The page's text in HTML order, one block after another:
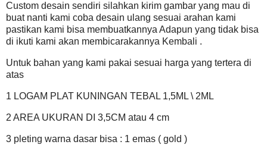
Custom desain sendiri silahkan kirim gambar yang mau di
buat nanti kami coba desain ulang sesuai arahan kami
pastikan kami bisa membuatkannya Adapun yang tidak bisa
di ikuti kami akan membicarakannya Kembali .
Untuk bahan yang kami pakai sesuai harga yang tertera di
atas
1 LOGAM PLAT KUNINGAN TEBAL 1,5ML \ 2ML
2 AREA UKURAN DI 3,5CM atau 4 cm
3 pleting warna dasar bisa : 1 emas ( gold )